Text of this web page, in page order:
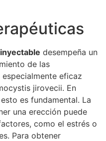
desempeña un
de las
eficaz
jirovecii. En
es fundamental. La
una erección puede
como el estrés o
Para obtener